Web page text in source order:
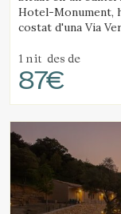
Hotel-Monument,
costat d'una Via
1 nit des de
87€
Modificar